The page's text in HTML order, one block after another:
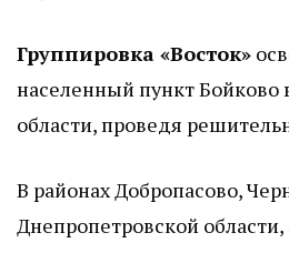
Группировка «Восток»
населенный пункт Бойково
области, проведя
В районах Добропасово,
Днепропетровской области,